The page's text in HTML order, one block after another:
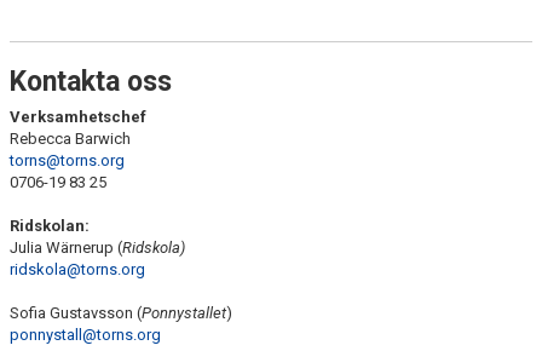
KONTAKT
BLI SPONSOR!
KLUBBSHOP
MEDLEMSKAP
HIPPOCRATES
Kontakta oss
Verksamhetschef
Rebecca Barwich
torns@torns.org
0706-19 83 25
Ridskolan:
Julia Wärnerup (Ridskola)
ridskola@torns.org
Sofia Gustavsson (Ponnystallet)
ponnystall@torns.org